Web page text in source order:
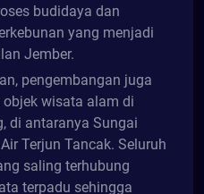
budidaya dan
yang menjadi
Jember.
pengembangan juga
wisata alam di
di antaranya Sungai
Terjun Tancak. Seluruh
saling terhubung
terpadu sehingga